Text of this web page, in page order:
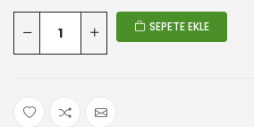
SEPETE EKLE